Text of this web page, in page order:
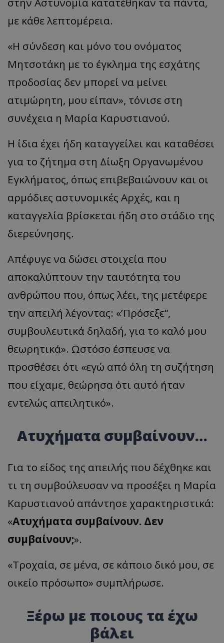
με κάθε λεπτομέρεια.
«Η σύνδεση και μόνο του ονόματος
Μητσοτάκη με το έγκλημα της εσχάτης
προδοσίας δεν μπορεί να μείνει
ατιμώρητη, μου είπαν», τόνισε στη
συνέχεια η Μαρία Καρυστιανού.
Η ίδια έχει ήδη καταγγείλει και καταθέσει
για το ζήτημα στη Δίωξη Οργανωμένου
Εγκλήματος, όπως επιβεβαιώνουν και οι
αρμόδιες αστυνομικές Αρχές, και η
καταγγελία βρίσκεται ήδη στο στάδιο της
διερεύνησης.
Απέφυγε να δώσει στοιχεία που
αποκαλύπτουν την ταυτότητα του
ανθρώπου που, όπως λέει, της μετέφερε
την απειλή λέγοντας: «’Πρόσεξε“,
συμβουλευτικά δηλαδή, για το καλό μου
θεωρητικά». Ωστόσο έσπευσε να
προσθέσει ότι «εγώ από όλη τη συζήτηση
που είχαμε, θεώρησα ότι αυτό ήταν
εντελώς απειλητικό».
Ατυχήματα συμβαίνουν…
Για το είδος της απειλής που δέχθηκε και
τι τη συμβούλευσαν να προσέξει η Μαρία
Καρυστιανού απάντησε χαρακτηριστικά:
«Ατυχήματα συμβαίνουν. Δεν
συμβαίνουν;».
«Τροχαία, σε μένα, σε κάποιο δικό μου, σε
οικείο πρόσωπο» συμπλήρωσε.
Ξέρω με ποιους τα έχω
βάλει